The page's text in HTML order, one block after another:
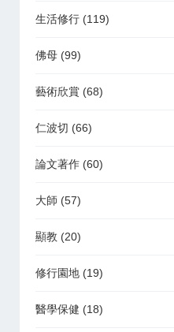
生活修行 (119)
佛母 (99)
藝術欣賞 (68)
仁波切 (66)
論文著作 (60)
大師 (57)
顯教 (20)
修行園地 (19)
醫學保健 (18)